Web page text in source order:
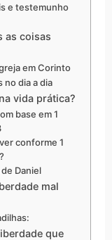
e testemunho
as coisas
em Corinto
no dia a dia
vida prática?
base em 1
conforme 1
Daniel
mal
que